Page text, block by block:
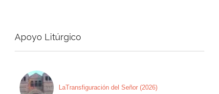
Apoyo Litúrgico
LaTransfiguración del Señor (2026)